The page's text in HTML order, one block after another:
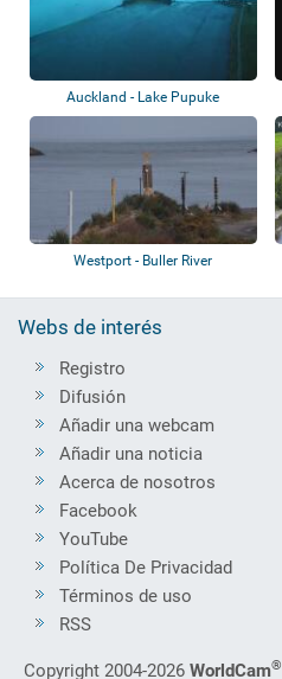
Auckland - Lake Pupuke
Westport - Buller River
Webs de interés
Registro
Difusión
Añadir una webcam
Añadir una noticia
Acerca de nosotros
Facebook
YouTube
Política De Privacidad
Términos de uso
RSS
Copyright 2004-2026 WorldCam®